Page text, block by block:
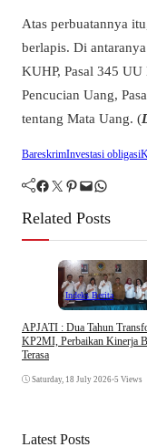
Atas perbuatannya
berlapis. Di
KUHP, Pasal 345
Pencucian Uang,
tentang Mata Uang. (
BareskrimInvestasi obligasi
Facebook Twitter Pinterest Mail WhatsApp
Related Posts
Indeks Berita
APJATI : Dua Tahun
KP2MI, Perbaikan Kinerja
Terasa
Saturday, 18 July 2026•5 Views
Latest Posts